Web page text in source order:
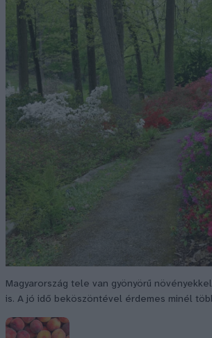
Magyarország tele van gyönyörű
is. A jó idő beköszöntével érdemes minél